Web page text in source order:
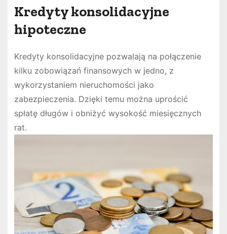
Kredyty konsolidacyjne
hipoteczne
Kredyty konsolidacyjne pozwalają na połączenie
kilku zobowiązań finansowych w jedno, z
wykorzystaniem nieruchomości jako
zabezpieczenia. Dzięki temu można uprościć
spłatę długów i obniżyć wysokość miesięcznych
rat.